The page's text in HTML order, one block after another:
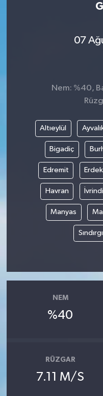
07
Nem: %40,
Altıeylül
Bigadiç
Edremit Erdek
Havran İvrindi
Manyas
Sındırgı
NEM
%40
RÜZGAR
7.11 M/S